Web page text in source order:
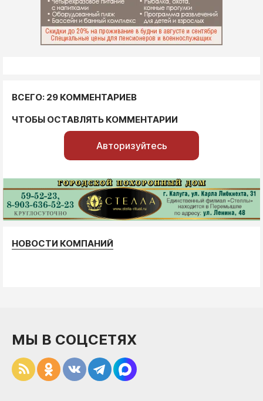
ВСЕГО: 29 КОММЕНТАРИЕВ
ЧТОБЫ ОСТАВЛЯТЬ КОММЕНТАРИИ
Авторизуйтесь
НОВОСТИ КОМПАНИЙ
МЫ В СОЦСЕТЯХ